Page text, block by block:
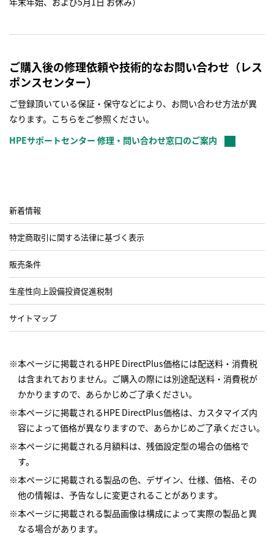
ご購入後の修理依頼や技術的なお問い合わせ（レス
ポンスセンター）
ご登録頂いている保証・保守などにより、お問い合わせ方法が異
なります。こちらをご参照ください。
HPEサポートセンター 修理・問い合わせ窓口のご案内
新着情報
特定商取引に関する法律に基づく表示
販売条件
生産性向上設備投資促進税制
サイトマップ
※本ページに掲載されるHPE DirectPlus価格には配送料・消費税
は含まれておりません。ご購入の際には別途配送料・消費税が
かかりますので、あらかじめご了承ください。
※本ページに掲載されるHPE DirectPlus価格は、カスタマイズ内
容によって価格が異なりますので、あらかじめご了承ください。
※本ページに掲載される月額料は、残価設定型の場合の価格で
す。
※本ページに掲載される製品の色、デザイン、仕様、価格、その
他の情報は、予告なしに変更されることがあります。
※本ページに掲載される製品画像は構成によって実際の製品と異
なる場合があります。